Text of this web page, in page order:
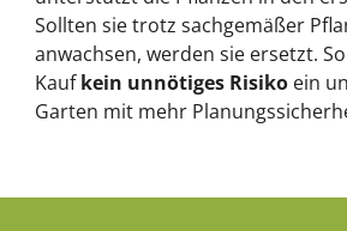
Sollten sie trotz sachgemäßer
anwachsen, werden sie ersetzt.
Kaufkein unnötiges Risiko ein
Garten mit mehr